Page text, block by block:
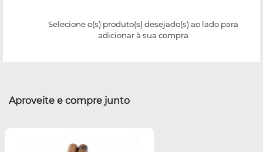
Selecione o(s) produto(s) desejado(s) ao lado para
adicionar à sua compra
Aproveite e compre junto